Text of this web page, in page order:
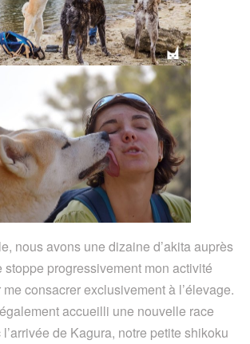
nous avons une dizaine d’akita auprès
stoppe progressivement mon activité
me consacrer exclusivement à l’élevage.
accueilli une nouvelle race
de Kagura, notre petite shikoku